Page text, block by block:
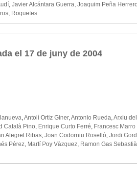
, Javier Alcántara Guerra, Joaquim Peña Herrero
, Roquetes
el 17 de juny de 2004
,Antolí Ortiz Giner,Antonio Rueda,Arxiu
Català Pino, Enrique Curto Ferré, Francesc Marro
Alegret Ribas, Joan Codorniu Roselló, Jordi
Pérez, Martí Poy Vàzquez, Ramon Gas Sebastià